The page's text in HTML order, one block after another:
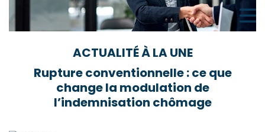
ACTUALITÉ À LA UNE
Rupture conventionnelle : ce que
change la modulation de
l’indemnisation chômage